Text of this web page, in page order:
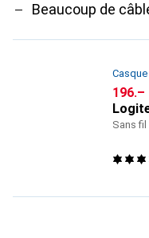
Beaucoup de
CHF
196.–
Sans fil